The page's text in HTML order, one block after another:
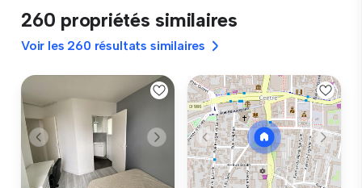
260 propriétés similaires
Voir les 260 résultats similaires